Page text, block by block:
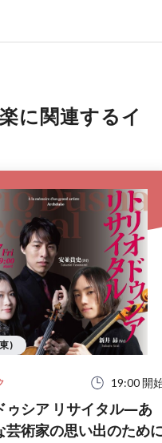
に関連するイ
19:00 開
ゥシア リサイタル―あ
芸術家の思い出のため
)